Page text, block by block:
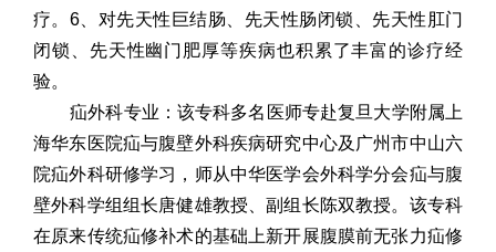
疗。6、对先天性巨结肠、先天性肠闭锁、先天性肛门
闭锁、先天性幽门肥厚等疾病也积累了丰富的诊疗经
验。
疝外科专业：该专科多名医师专赴复旦大学附属上
海华东医院疝与腹壁外科疾病研究中心及广州市中山六
院疝外科研修学习，师从中华医学会外科学分会疝与腹
壁外科学组组长唐健雄教授、副组长陈双教授。该专科
在原来传统疝修补术的基础上新开展腹膜前无张力疝修